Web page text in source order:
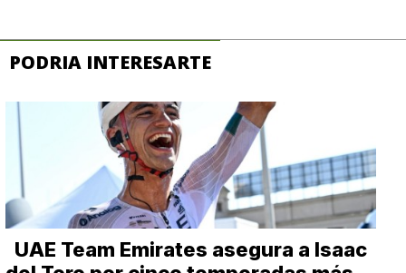
PODRIA INTERESARTE
UAE Team Emirates asegura a Isaac